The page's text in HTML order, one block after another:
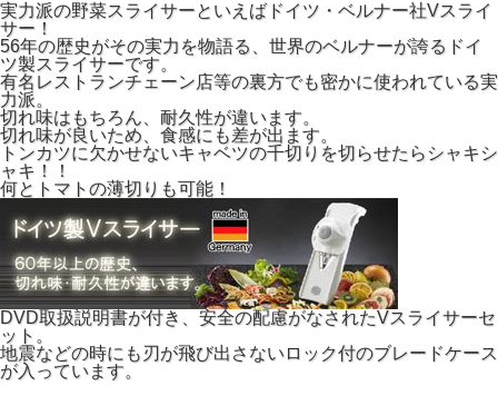
実力派の野菜スライサーといえばドイツ・ベルナー社Vスライ
サー！
56年の歴史がその実力を物語る、世界のベルナーが誇るドイ
ツ製スライサーです。
有名レストランチェーン店等の裏方でも密かに使われている実
力派。
切れ味はもちろん、耐久性が違います。
切れ味が良いため、食感にも差が出ます。
トンカツに欠かせないキャベツの千切りを切らせたらシャキシ
ャキ！！
何とトマトの薄切りも可能！
DVD取扱説明書が付き、安全の配慮がなされたVスライサーセ
ット。
地震などの時にも刃が飛び出さないロック付のブレードケース
が入っています。